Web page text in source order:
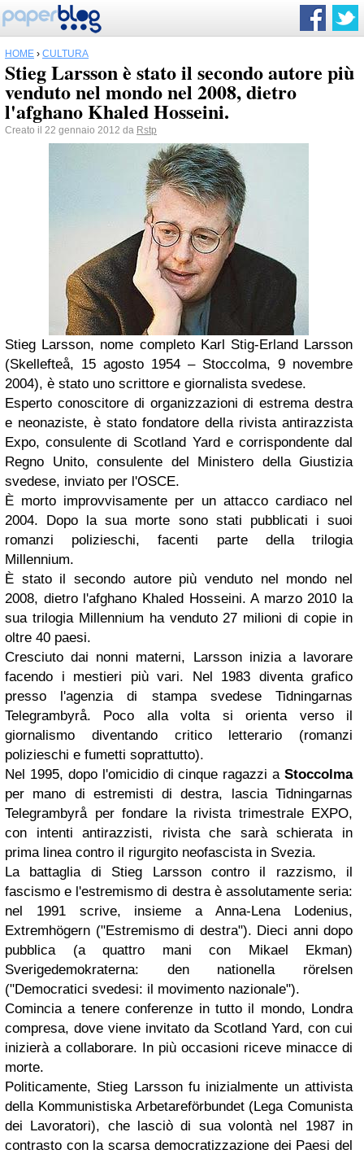
HOME › CULTURA
Stieg Larsson è stato il secondo autore più
venduto nel mondo nel 2008, dietro
l'afghano Khaled Hosseini.
Creato il 22 gennaio 2012 da Rstp
Stieg Larsson, nome completo Karl Stig-Erland Larsson
(Skellefteå, 15 agosto 1954 – Stoccolma, 9 novembre
2004), è stato uno scrittore e giornalista svedese.
Esperto conoscitore di organizzazioni di estrema destra
e neonaziste, è stato fondatore della rivista antirazzista
Expo, consulente di Scotland Yard e corrispondente dal
Regno Unito, consulente del Ministero della Giustizia
svedese, inviato per l'OSCE.
È morto improvvisamente per un attacco cardiaco nel
2004. Dopo la sua morte sono stati pubblicati i suoi
romanzi polizieschi, facenti parte della trilogia
Millennium.
È stato il secondo autore più venduto nel mondo nel
2008, dietro l'afghano Khaled Hosseini. A marzo 2010 la
sua trilogia Millennium ha venduto 27 milioni di copie in
oltre 40 paesi.
Cresciuto dai nonni materni, Larsson inizia a lavorare
facendo i mestieri più vari. Nel 1983 diventa grafico
presso l'agenzia di stampa svedese Tidningarnas
Telegrambyrå. Poco alla volta si orienta verso il
giornalismo diventando critico letterario (romanzi
polizieschi e fumetti soprattutto).
Nel 1995, dopo l'omicidio di cinque ragazzi a Stoccolma
per mano di estremisti di destra, lascia Tidningarnas
Telegrambyrå per fondare la rivista trimestrale EXPO,
con intenti antirazzisti, rivista che sarà schierata in
prima linea contro il rigurgito neofascista in Svezia.
La battaglia di Stieg Larsson contro il razzismo, il
fascismo e l'estremismo di destra è assolutamente seria:
nel 1991 scrive, insieme a Anna-Lena Lodenius,
Extremhögern ("Estremismo di destra"). Dieci anni dopo
pubblica (a quattro mani con Mikael Ekman)
Sverigedemokraterna: den nationella rörelsen
("Democratici svedesi: il movimento nazionale").
Comincia a tenere conferenze in tutto il mondo, Londra
compresa, dove viene invitato da Scotland Yard, con cui
inizierà a collaborare. In più occasioni riceve minacce di
morte.
Politicamente, Stieg Larsson fu inizialmente un attivista
della Kommunistiska Arbetareförbundet (Lega Comunista
dei Lavoratori), che lasciò di sua volontà nel 1987 in
contrasto con la scarsa democratizzazione dei Paesi del